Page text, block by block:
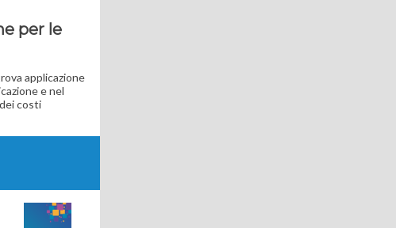
per le
applicazione
e nel
costi